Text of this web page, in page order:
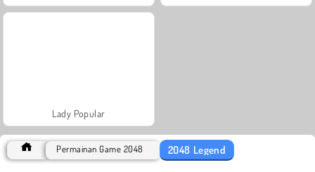
Lady Popular
Permainan Game 2048 2048 Legend